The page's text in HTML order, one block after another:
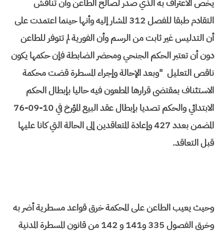
يخص الاعتراف به الذي صدر لصالح الطاعن وأن تناقش
التقادم طبقا للفصل 312 المشار إليه وأنها حينما اعتمدت على
أن التدليس غير ثابت من الرسم وأن الفورية لم تتوفر للطاعن
دون أن تعتبر الحكم الجنحي ومحضر الضابطة فإن حكمها يكون
ناقص التعليل "وبعد الإحالة وإجراء المسطرة قضت محكمة
الاستئناف بمقتضى قرارها المطعون فيه حاليا بإبطال الحكم
الابتدائي والحكم تصديا بإبطال عقد البيع المؤرخ في 10-09-76
المضمن بعدد 427 وإعادة المتعاقدين إلى الحالة التي كانا عليها
قبل التعاقد.
وحيث يعيب الطاعن على المحكمة خرق قواعد مسطرية أضر به
وخرق الفصول 335 و141 و 142 من قانون المسطرة المدنية